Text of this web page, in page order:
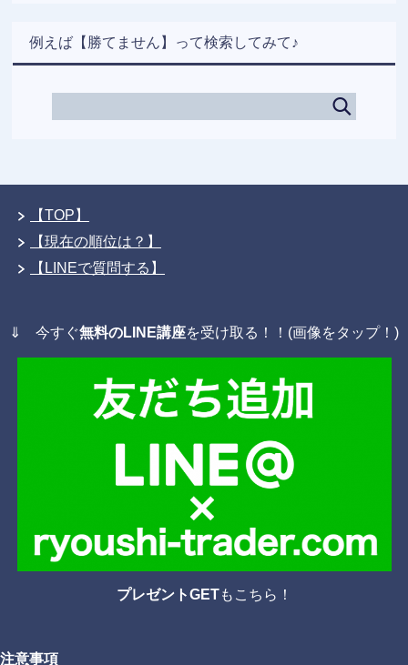
ー
例えば【勝てません】って検索してみて♪
【TOP】
【現在の順位は？】
【LINEで質問する】
⇓ 今すぐ無料のLINE講座を受け取る！！(画像をタップ！)
プレゼントGETもこちら！
注意事項